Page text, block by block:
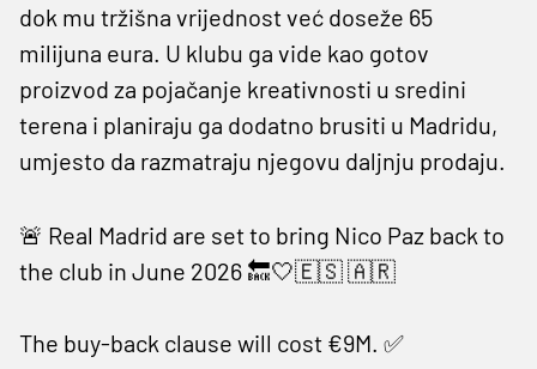
dok mu tržišna vrijednost već doseže 65
milijuna eura. U klubu ga vide kao gotov
proizvod za pojačanje kreativnosti u sredini
terena i planiraju ga dodatno brusiti u Madridu,
umjesto da razmatraju njegovu daljnju prodaju.
🚨 Real Madrid are set to bring Nico Paz back to
the club in June 2026 🔙🤍🇪🇸 🇦🇷
The buy-back clause will cost €9M. ✅